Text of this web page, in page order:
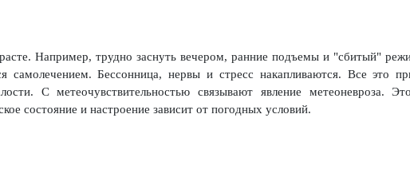
Например, трудно заснуть вечером, ранние подъемы и "сбитый"
самолечением. Бессонница, нервы и стресс накапливаются. Все это
С метеочувствительностью связывают явление метеоневроза.
состояние и настроение зависит от погодных условий.